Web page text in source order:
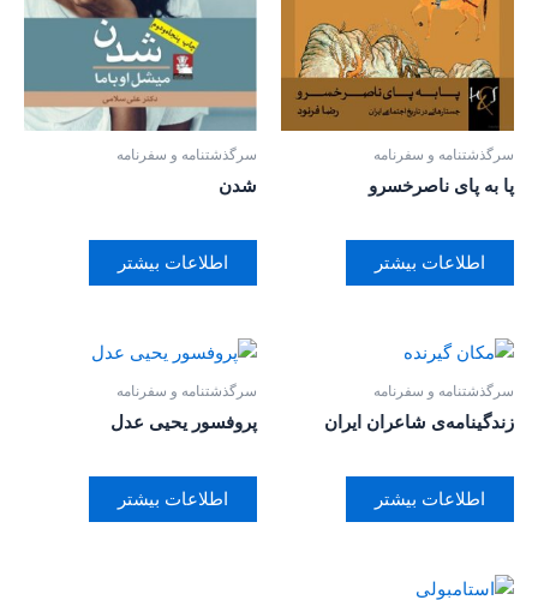
سرگذشتنامه و سفرنامه
پا به پای ناصرخسرو
اطلاعات بیشتر
سرگذشتنامه و سفرنامه
شدن
اطلاعات بیشتر
سرگذشتنامه و سفرنامه
زندگینامه‌ی شاعران ایران
اطلاعات بیشتر
سرگذشتنامه و سفرنامه
پروفسور یحیی عدل
اطلاعات بیشتر